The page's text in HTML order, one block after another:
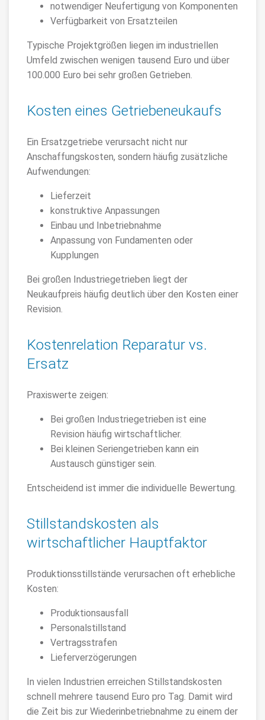
notwendiger Neufertigung von Komponenten
Verfügbarkeit von Ersatzteilen
Typische Projektgrößen liegen im industriellen
Umfeld zwischen wenigen tausend Euro und über
100.000 Euro bei sehr großen Getrieben.
Kosten eines Getriebeneukaufs
Ein Ersatzgetriebe verursacht nicht nur
Anschaffungskosten, sondern häufig zusätzliche
Aufwendungen:
Lieferzeit
konstruktive Anpassungen
Einbau und Inbetriebnahme
Anpassung von Fundamenten oder
Kupplungen
Bei großen Industriegetrieben liegt der
Neukaufpreis häufig deutlich über den Kosten einer
Revision.
Kostenrelation Reparatur vs.
Ersatz
Praxiswerte zeigen:
Bei großen Industriegetrieben ist eine
Revision häufig wirtschaftlicher.
Bei kleinen Seriengetrieben kann ein
Austausch günstiger sein.
Entscheidend ist immer die individuelle Bewertung.
Stillstandskosten als
wirtschaftlicher Hauptfaktor
Produktionsstillstände verursachen oft erhebliche
Kosten:
Produktionsausfall
Personalstillstand
Vertragsstrafen
Lieferverzögerungen
In vielen Industrien erreichen Stillstandskosten
schnell mehrere tausend Euro pro Tag. Damit wird
die Zeit bis zur Wiederinbetriebnahme zu einem der